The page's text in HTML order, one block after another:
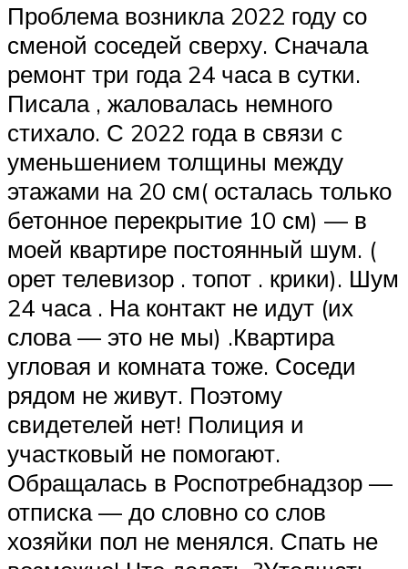
Проблема возникла 2022 году со
сменой соседей сверху. Сначала
ремонт три года 24 часа в сутки.
Писала , жаловалась немного
стихало. С 2022 года в связи с
уменьшением толщины между
этажами на 20 см( осталась только
бетонное перекрытие 10 см) — в
моей квартире постоянный шум. (
орет телевизор . топот . крики). Шум
24 часа . На контакт не идут (их
слова — это не мы) .Квартира
угловая и комната тоже. Соседи
рядом не живут. Поэтому
свидетелей нет! Полиция и
участковый не помогают.
Обращалась в Роспотребнадзор —
отписка — до словно со слов
хозяйки пол не менялся. Спать не